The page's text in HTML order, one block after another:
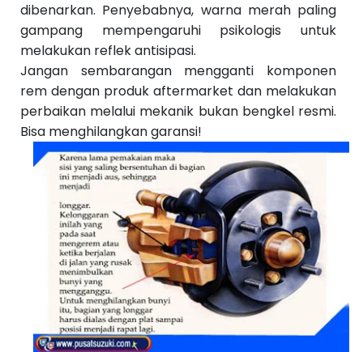
dibenarkan. Penyebabnya, warna merah paling
gampang mempengaruhi psikologis untuk
melakukan reflek antisipasi.
Jangan sembarangan mengganti komponen
rem dengan produk aftermarket dan melakukan
perbaikan melalui mekanik bukan bengkel resmi.
Bisa menghilangkan garansi!